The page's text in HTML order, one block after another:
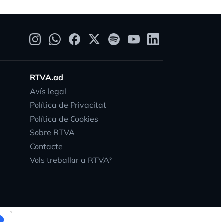
RTVA.ad
Avís legal
Política de Privacitat
Política de Cookies
Sobre RTVA
Contacte
Vols treballar a RTVA?